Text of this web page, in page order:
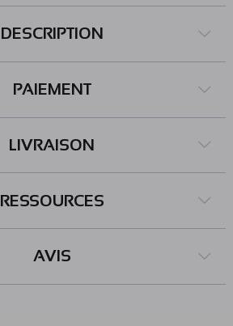
DESCRIPTION
PAIEMENT
LIVRAISON
RESSOURCES
AVIS